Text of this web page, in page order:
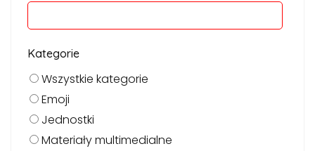
Kategorie
Wszystkie kategorie
Emoji
Jednostki
Materiały multimedialne